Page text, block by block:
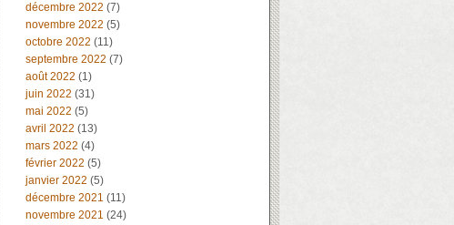
décembre 2022 (7)
novembre 2022 (5)
octobre 2022 (11)
septembre 2022 (7)
août 2022 (1)
juin 2022 (31)
mai 2022 (5)
avril 2022 (13)
mars 2022 (4)
février 2022 (5)
janvier 2022 (5)
décembre 2021 (11)
novembre 2021 (24)